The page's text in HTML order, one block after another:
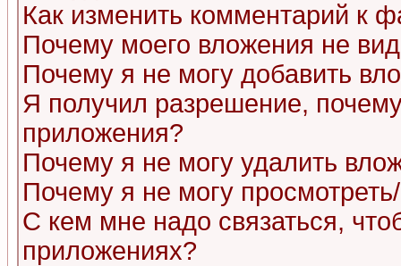
Как изменить комментарий к
Почему моего вложения не
Почему я не могу добавить
Я получил разрешение,
приложения?
Почему я не могу удалить
Почему я не могу
С кем мне надо связаться,
приложениях?